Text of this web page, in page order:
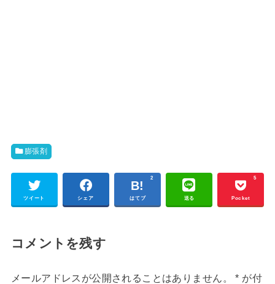
膨張剤
ツイート シェア はてブ
2
送る Pocket
5
コメントを残す
メールアドレスが公開されることはありません。 * が付